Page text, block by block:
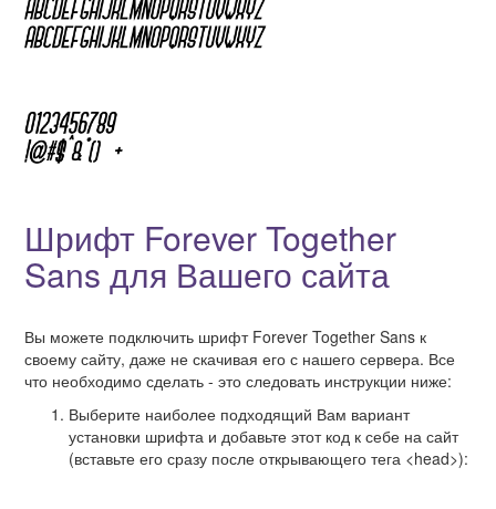
Шрифт Forever Together
Sans для Вашего сайта
Вы можете подключить шрифт Forever Together Sans к
своему сайту, даже не скачивая его с нашего сервера. Все
что необходимо сделать - это следовать инструкции ниже:
Выберите наиболее подходящий Вам вариант
установки шрифта и добавьте этот код к себе на сайт
(вставьте его сразу после открывающего тега <head>):